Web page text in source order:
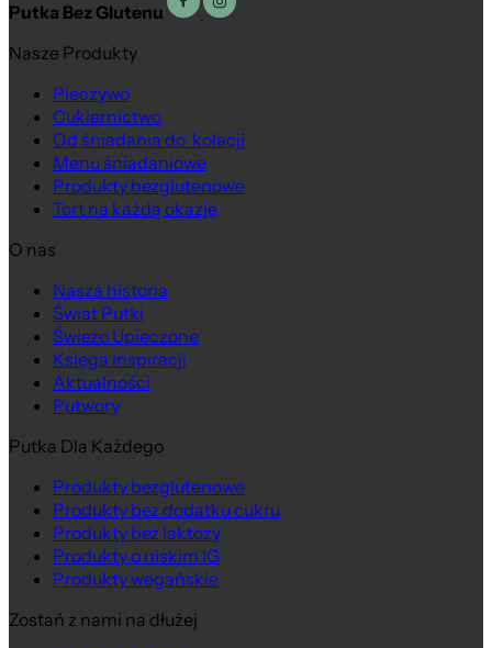
Putka Bez Glutenu
Nasze Produkty
Pieczywo
Cukiernictwo
Od śniadania do kolacji
Menu śniadaniowe
Produkty bezglutenowe
Tort na każdą okazję
O nas
Nasza historia
Świat Putki
Świeżo Upieczone
Księga Inspiracji
Aktualności
Putwory
Putka Dla Każdego
Produkty bezglutenowe
Produkty bez dodatku cukru
Produkty bez laktozy
Produkty o niskim IG
Produkty wegańskie
Zostań z nami na dłużej